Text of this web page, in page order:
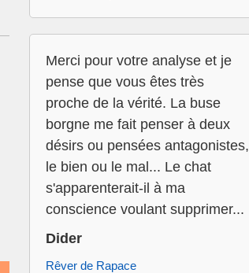
Merci pour votre analyse et je
pense que vous êtes très
proche de la vérité. La buse
borgne me fait penser à deux
désirs ou pensées antagonistes,
le bien ou le mal... Le chat
s'apparenterait-il à ma
conscience voulant supprimer...
Dider
Rêver de Rapace